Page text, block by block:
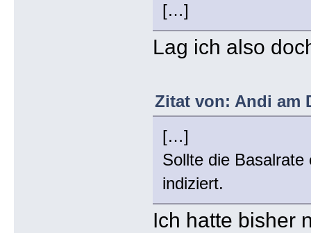
[…]
Lag ich also
Zitat von: Andi am
[…]
Sollte die
indiziert.
Ich hatte bisher